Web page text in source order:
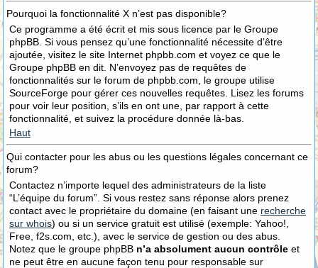
Pourquoi la fonctionnalité X n’est pas disponible?
Ce programme a été écrit et mis sous licence par le Groupe
phpBB. Si vous pensez qu’une fonctionnalité nécessite d’être
ajoutée, visitez le site Internet phpbb.com et voyez ce que le
Groupe phpBB en dit. N’envoyez pas de requêtes de
fonctionnalités sur le forum de phpbb.com, le groupe utilise
SourceForge pour gérer ces nouvelles requêtes. Lisez les forums
pour voir leur position, s’ils en ont une, par rapport à cette
fonctionnalité, et suivez la procédure donnée là-bas.
Haut
Qui contacter pour les abus ou les questions légales concernant ce
forum?
Contactez n’importe lequel des administrateurs de la liste
“L’équipe du forum”. Si vous restez sans réponse alors prenez
contact avec le propriétaire du domaine (en faisant une recherche
sur whois) ou si un service gratuit est utilisé (exemple: Yahoo!,
Free, f2s.com, etc.), avec le service de gestion ou des abus.
Notez que le groupe phpBB n’a absolument aucun contrôle et
ne peut être en aucune façon tenu pour responsable sur